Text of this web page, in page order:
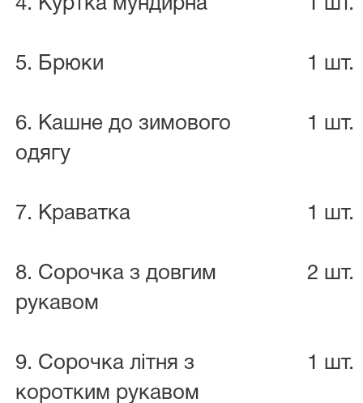
4. Куртка мундирна 1 шт.
5. Брюки 1 шт.
6. Кашне до зимового
одягу
1 шт.
7. Краватка 1 шт.
8. Сорочка з довгим
рукавом
2 шт.
9. Сорочка літня з
коротким рукавом
1 шт.